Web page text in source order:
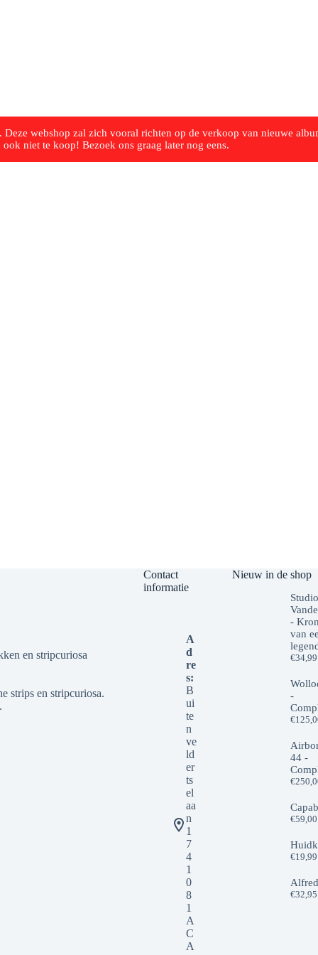
webshop zal zich vooral richten op de verkoop van nieuwe
niet te koop! Bezoek ons graag ​​later nog eens.
en stripcuriosa
strips en stripcuriosa.
Contact
informatie
A
d
re
s:
B
ui
te
n
ve
ld
er
ts
el
aa
n
1
7
4
1
0
8
1
A
C
A
Nieuw in de shop
Studio
-
van
€34,99
-
€
44 -
€
€59,00
€19,99
Alfred
€32,95